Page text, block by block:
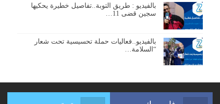
بالفيديو : طريق التوبة..تفاصيل خطيرة يحكيها
سجين قضى 11…
بالفيديو..فعاليات حملة تحسيسية تحت شعار
“السلامة…